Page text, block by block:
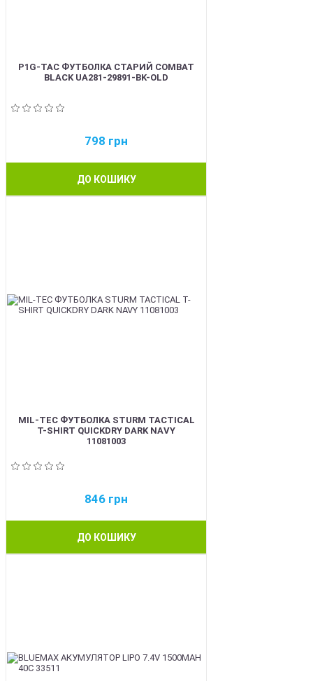
P1G-TAC ФУТБОЛКА СТАРИЙ COMBAT
BLACK UA281-29891-BK-OLD
798 грн
ДО КОШИКУ
MIL-TEC ФУТБОЛКА STURM TACTICAL
T-SHIRT QUICKDRY DARK NAVY
11081003
846 грн
ДО КОШИКУ